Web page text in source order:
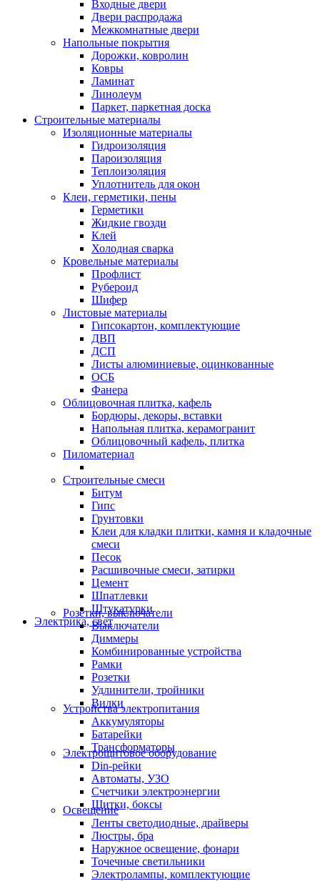
Входные двери
Двери распродажа
Межкомнатные двери
Напольные покрытия
Дорожки, ковролин
Ковры
Ламинат
Линолеум
Паркет, паркетная доска
Строительные материалы
Изоляционные материалы
Гидроизоляция
Пароизоляция
Теплоизоляция
Уплотнитель для окон
Клеи, герметики, пены
Герметики
Жидкие гвозди
Клей
Холодная сварка
Кровельные материалы
Профлист
Рубероид
Шифер
Листовые материалы
Гипсокартон, комплектующие
ДВП
ДСП
Листы алюминиевые, оцинкованные
ОСБ
Фанера
Облицовочная плитка, кафель
Бордюры, декоры, вставки
Напольная плитка, керамогранит
Облицовочный кафель, плитка
Пиломатериал
Строительные смеси
Битум
Гипс
Грунтовки
Клеи для кладки плитки, камня и кладочные
смеси
Песок
Расшивочные смеси, затирки
Цемент
Шпатлевки
Штукатурки
Электрика, свет
Розетки, выключатели
Выключатели
Диммеры
Комбинированные устройства
Рамки
Розетки
Удлинители, тройники
Вилки
Устройства электропитания
Аккумуляторы
Батарейки
Трансформаторы
Электрощитовое оборудование
Din-рейки
Автоматы, УЗО
Счетчики электроэнергии
Щитки, боксы
Освещение
Ленты светодиодные, драйверы
Люстры, бра
Наружное освещение, фонари
Точечные светильники
Электролампы, комплектующие